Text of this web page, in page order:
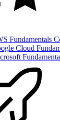
Fundamentals
Cloud